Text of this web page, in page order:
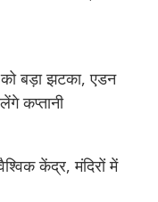
बड़ा झटका, एडन
कप्तानी
केंद्र, मंदिरों में